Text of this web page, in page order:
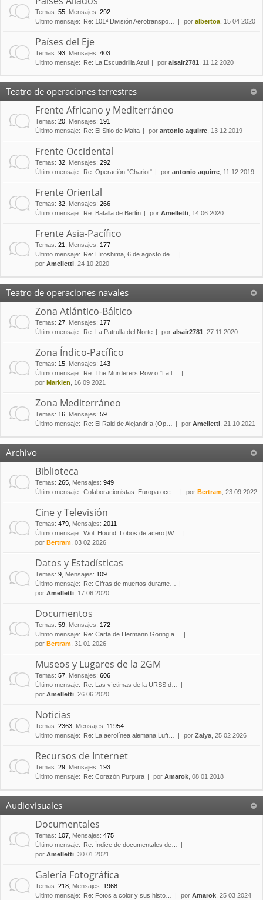
Temas: 55 Mensajes: 292
Último mensaje:
Re: 101ª División Aerotranspo… por albertoa , 15 04 2020
Países del Eje
Temas: 93 Mensajes: 403
Último mensaje:
Re: La Escuadrilla Azul por alsair2781 , 11 12 2020
Teatro de operaciones terrestres
Frente Africano y Mediterráneo
Temas: 20 Mensajes: 191
Último mensaje:
Re: El Sitio de Malta por antonio aguirre , 13 12 2019
Frente Occidental
Temas: 32 Mensajes: 292
Último mensaje:
Re: Operación "Chariot" por antonio aguirre , 11 12 2019
Frente Oriental
Temas: 32 Mensajes: 266
Último mensaje:
Re: Batalla de Berlín por Amelletti , 14 06 2020
Frente Asia-Pacífico
Temas: 21 Mensajes: 177
Último mensaje:
Re: Hiroshima, 6 de agosto de…
por Amelletti , 24 10 2020
Teatro de operaciones navales
Zona Atlántico-Báltico
Temas: 27 Mensajes: 177
Último mensaje:
Re: La Patrulla del Norte por alsair2781 , 27 11 2020
Zona Índico-Pacífico
Temas: 15 Mensajes: 143
Último mensaje:
Re: The Murderers Row o "La l…
por Marklen , 16 09 2021
Zona Mediterráneo
Temas: 16 Mensajes: 59
Último mensaje:
Re: El Raid de Alejandría (Op… por Amelletti , 21 10 2021
Archivo
Biblioteca
Temas: 265 Mensajes: 949
Último mensaje: Colaboracionistas. Europa occ… por Bertram , 23 09 2022
Cine y Televisión
Temas: 479 Mensajes: 2011
Último mensaje: Wolf Hound. Lobos de acero [W…
por Bertram , 03 02 2026
Datos y Estadísticas
Temas: 9 Mensajes: 109
Último mensaje:
Re: Cifras de muertos durante…
por Amelletti , 17 06 2020
Documentos
Temas: 59 Mensajes: 172
Último mensaje:
Re: Carta de Hermann Göring a…
por Bertram , 31 01 2026
Museos y Lugares de la 2GM
Temas: 57 Mensajes: 606
Último mensaje:
Re: Las víctimas de la URSS d…
por Amelletti , 26 06 2020
Noticias
Temas: 2363 Mensajes: 11954
Último mensaje:
Re: La aerolínea alemana Luft… por Zalya , 25 02 2026
Recursos de Internet
Temas: 29 Mensajes: 193
Último mensaje:
Re: Corazón Purpura por Amarok , 08 01 2018
Audiovisuales
Documentales
Temas: 107 Mensajes: 475
Último mensaje:
Re: Índice de documentales de…
por Amelletti , 30 01 2021
Galería Fotográfica
Temas: 218 Mensajes: 1968
Último mensaje:
Re: Fotos a color y sus histo… por Amarok , 25 03 2024